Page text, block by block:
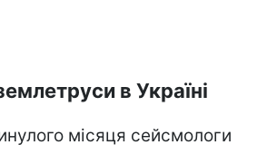
в Україні
місяця сейсмологи